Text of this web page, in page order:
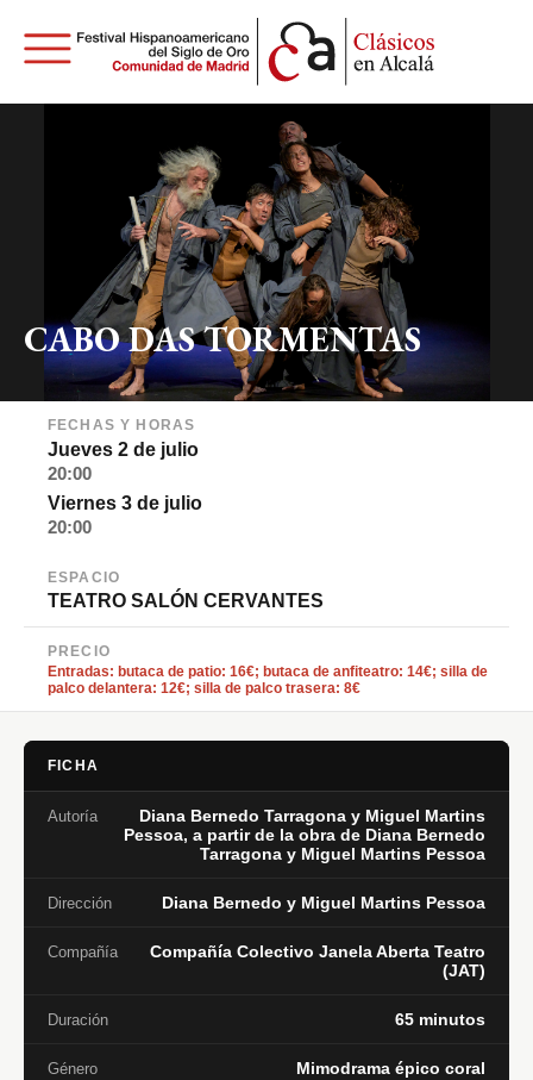
CABO DAS TORMENTAS
FECHAS Y HORAS
Jueves 2 de julio
20:00
Viernes 3 de julio
20:00
ESPACIO
TEATRO SALÓN CERVANTES
PRECIO
Entradas: butaca de patio: 16€; butaca de anfiteatro: 14€; silla de
palco delantera: 12€; silla de palco trasera: 8€
FICHA
Autoría
Diana Bernedo Tarragona y Miguel Martins
Pessoa, a partir de la obra de Diana Bernedo
Tarragona y Miguel Martins Pessoa
Dirección Diana Bernedo y Miguel Martins Pessoa
Compañía
Compañía Colectivo Janela Aberta Teatro
(JAT)
Duración 65 minutos
Género Mimodrama épico coral